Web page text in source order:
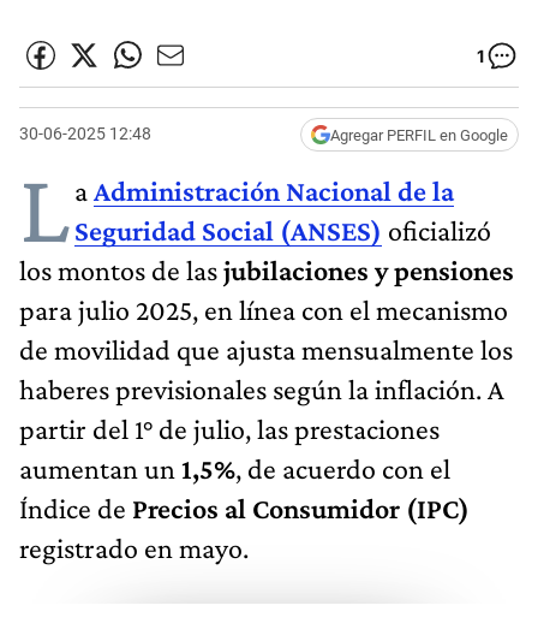
1
30-06-2025 12:48 Agregar PERFIL en Google
LaAdministración Nacional de la
Seguridad Social (ANSES) oficializó
los montos de lasjubilaciones y pensiones
para julio 2025, en línea con el mecanismo
de movilidad que ajusta mensualmente los
haberes previsionales según la inflación. A
partir del 1° de julio, las prestaciones
aumentan un 1,5%, de acuerdo con el
Índice de Precios al Consumidor (IPC)
registrado en mayo.